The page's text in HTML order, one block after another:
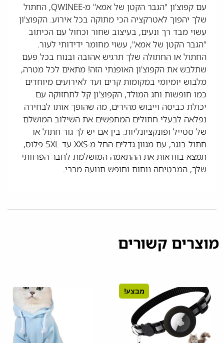
עם קפוצ'ון "הגבר הקטן של אמא" מ-QWINEE, החתול
שלך יהפוך לאטרקציה הכי מתוקה בכל אירוע. הקפוצ'ון
עשוי מבד רך ונעים, בעיצוב שחור וכחול עם הכיתוב
"הגבר הקטן של אמא", עשוי מחומר ידידותי לעור.
החתול או החתולה שלך תרגיש אהובה ובנוח בכל פעם
שתלבש את הקפוצ'ון האופנתי הזה! מתאים לכל מטרה,
מלבוש יומיומי במקומות קרים ועד לאירועים מיוחדים
כמו חופשות וחג המולד, הקפוצ'ון קל לתחזוקה עם
יכולת כביסה וייבוש מהירים, מה שהופך אותו לבחירה
נפלאה לבעלי חתולים המחפשים את השילוב המושלם
של סטייל ופונקציונליות. בין אם יש לך גור חתול או
חתול בוגר, עם מגוון גדלים החל מ-XXS עד 5XL פלוס,
תמצא בוודאות את ההתאמה המושלמת לחבר הפרוותי
שלך, המבטיחה נוחות וחופש תנועה מרבי.
מוצרים קשורים
מבצע!